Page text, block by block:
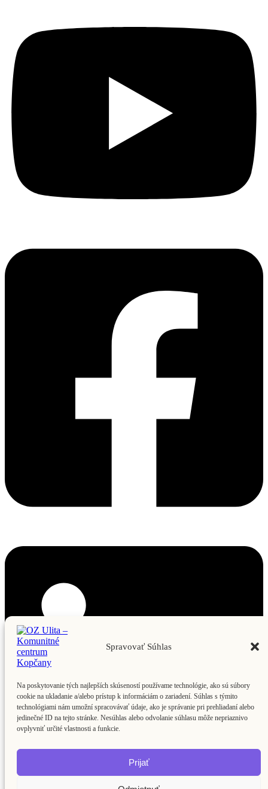
Spravovať Súhlas
Na poskytovanie tých najlepších skúseností používame technológie, ako sú súbory
cookie na ukladanie a/alebo prístup k informáciám o zariadení. Súhlas s týmito
technológiami nám umožní spracovávať údaje, ako je správanie pri prehliadaní alebo
jedinečné ID na tejto stránke. Nesúhlas alebo odvolanie súhlasu môže nepriaznivo
ovplyvniť určité vlastnosti a funkcie.
Prijať